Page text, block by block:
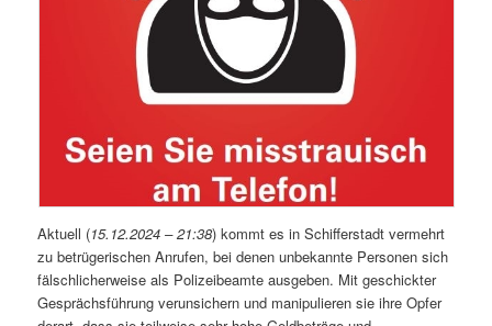
Aktuell (15.12.2024 – 21:38) kommt es in Schifferstadt vermehrt
zu betrügerischen Anrufen, bei denen unbekannte Personen sich
fälschlicherweise als Polizeibeamte ausgeben. Mit geschickter
Gesprächsführung verunsichern und manipulieren sie ihre Opfer